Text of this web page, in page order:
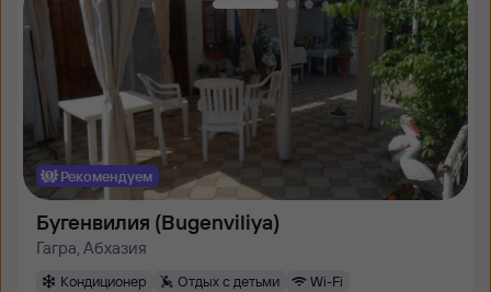
Рекомендуем
Бугенвилия (Bugenviliya)
Гагра, Абхазия
Кондиционер Отдых с детьми
Wi-Fi